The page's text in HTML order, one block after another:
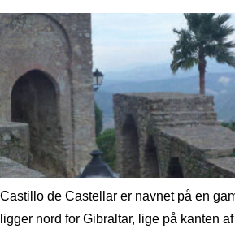
Castillo de Castellar er navnet på en
ligger nord for Gibraltar, lige på kanten